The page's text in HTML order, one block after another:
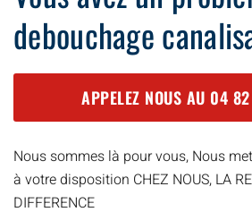
debouchage
APPELEZ NOUS AU 04
Nous sommes là pour vous, Nous
à votre disposition CHEZ NOUS, LA
DIFFERENCE